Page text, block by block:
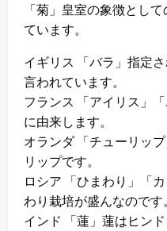
「菊」皇室の象徴とし
ています。
イギリス 「バラ」指定
言われています。
フランス 「アイリス」
に由来します。
オランダ 「チューリッ
リップです。
ロシア 「ひまわり」「
わり栽培が盛んなのです
インド 「蓮」蓮はヒン